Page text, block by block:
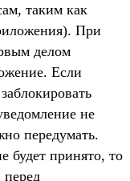
таким как
При
делом
Если
не
передумать.
будет принято, то
перед